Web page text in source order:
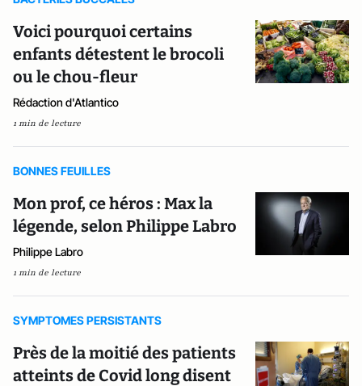
Voici pourquoi certains
enfants détestent le brocoli
ou le chou-fleur
Rédaction d'Atlantico
1 min de lecture
BONNES FEUILLES
Mon prof, ce héros : Max la
légende, selon Philippe Labro
Philippe Labro
1 min de lecture
SYMPTOMES PERSISTANTS
Près de la moitié des patients
atteints de Covid long disent